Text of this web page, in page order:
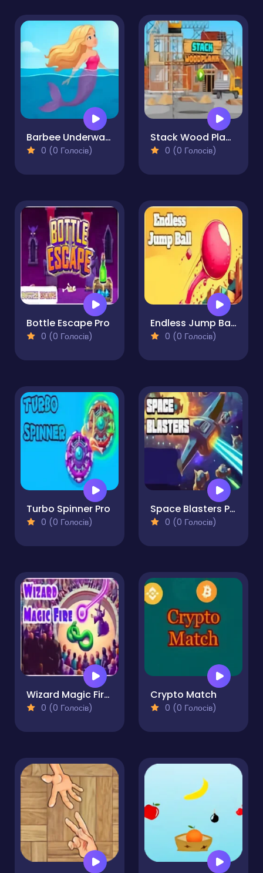
Barbee Underwater Dash
0 (0 Голосів)
Stack Wood Planks Pro
0 (0 Голосів)
Bottle Escape Pro
0 (0 Голосів)
Endless Jump Ball Pro
0 (0 Голосів)
Turbo Spinner Pro
0 (0 Голосів)
Space Blasters Pro
0 (0 Голосів)
Wizard Magic Fire Pro
0 (0 Голосів)
Crypto Match
0 (0 Голосів)